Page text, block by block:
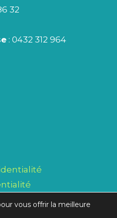
32
: 0432 312 964
vous offrir la meilleure